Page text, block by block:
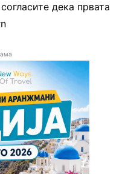
дека првата